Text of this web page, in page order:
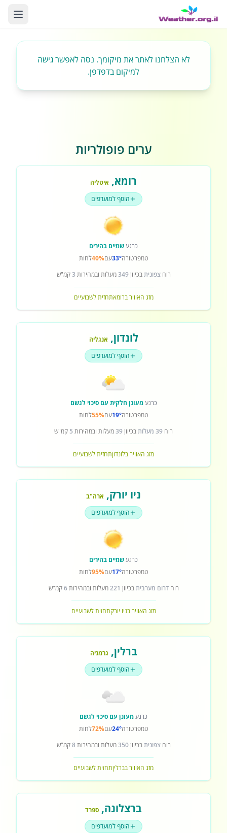
לא הצלחנו לאתר את מיקומך. נסה לאפשר גישה
למיקום בדפדפן.
ערים פופולריות
רומא, איטליה
הוסף למועדפים
כרגעשמיים בהירים
טמפרטורה33°עם40%לחות
רוחצפוניתבכיוון349מעלות ובמהירות 3קמ"ש
מזג האוויר ברומאתחזית לשבועיים
לונדון, אנגליה
הוסף למועדפים
כרגעמעונן חלקית עם סיכוי לגשם
טמפרטורה19°עם55%לחות
רוח 39 מעלות בכיוון39מעלות ובמהירות 5 קמ"ש
מזג האוויר בלונדוןתחזית לשבועיים
ניו יורק, ארה"ב
הוסף למועדפים
כרגעשמיים בהירים
טמפרטורה17°עם95%לחות
רוחדרום מערביתבכיוון 221מעלות ובמהירות6קמ"ש
מזג האוויר בניו יורקתחזית לשבועיים
ברלין, גרמניה
הוסף למועדפים
כרגעמעונן עם סיכוי לגשם
טמפרטורה24°עם72%לחות
רוחצפוניתבכיוון350מעלות ובמהירות8קמ"ש
מזג האוויר בברליןתחזית לשבועיים
ברצלונה, ספרד
הוסף למועדפים